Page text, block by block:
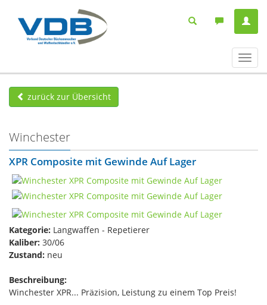
ein-/
zurück zur Übersicht
Winchester
XPR Composite mit Gewinde Auf Lager
Kategorie: Langwaffen - Repetierer
Kaliber: 30/06
Zustand: neu
Beschreibung:
Winchester XPR... Präzision, Leistung zu einem Top Preis!